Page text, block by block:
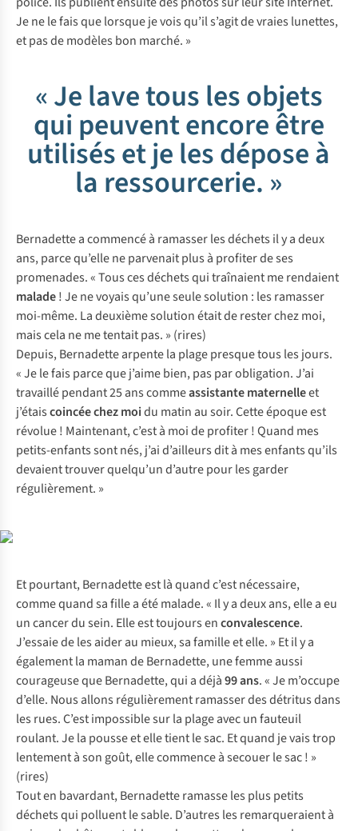
Je ne le fais que lorsque je vois qu’il s’agit de vraies lunettes,
et pas de modèles bon marché. »
« Je lave tous les objets
qui peuvent encore être
utilisés et je les dépose à
la ressourcerie. »
Bernadette a commencé à ramasser les déchets il y a deux
ans, parce qu’elle ne parvenait plus à profiter de ses
promenades. « Tous ces déchets qui traînaient me rendaient
malade! Je ne voyais qu’une seule solution : les ramasser
moi-même. La deuxième solution était de rester chez moi,
mais cela ne me tentait pas. » (rires)
Depuis, Bernadette arpente la plage presque tous les jours.
« Je le fais parce que j’aime bien, pas par obligation. J’ai
travaillé pendant 25 ans commeassistante maternelleet
j’étaiscoincée chez moidu matin au soir. Cette époque est
révolue ! Maintenant, c’est à moi de profiter ! Quand mes
petits-enfants sont nés, j’ai d’ailleurs dit à mes enfants qu’ils
devaient trouver quelqu’un d’autre pour les garder
régulièrement. »
Et pourtant, Bernadette est là quand c’est nécessaire,
comme quand sa fille a été malade. « Il y a deux ans, elle a eu
un cancer du sein. Elle est toujours enconvalescence.
J’essaie de les aider au mieux, sa famille et elle. » Et il y a
également la maman de Bernadette, une femme aussi
courageuse que Bernadette, qui a déjà99 ans. « Je m’occupe
d’elle. Nous allons régulièrement ramasser des détritus dans
les rues. C’est impossible sur la plage avec un fauteuil
roulant. Je la pousse et elle tient le sac. Et quand je vais trop
lentement à son goût, elle commence à secouer le sac ! »
(rires)
Tout en bavardant, Bernadette ramasse les plus petits
déchets qui polluent le sable. D’autres les remarqueraient à